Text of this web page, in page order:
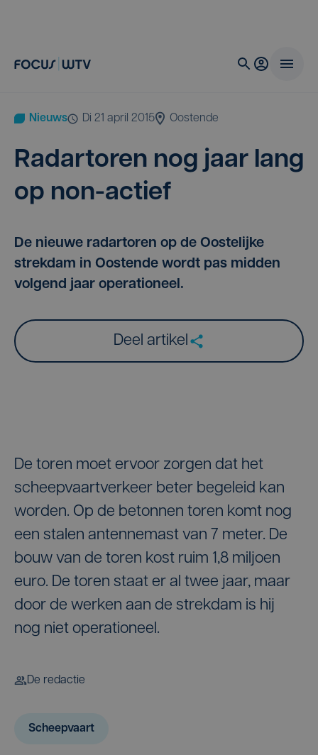
Nieuws di 21 april 2015 Oostende
Radar­to­ren nog jaar lang
op non-actief
De nieuwe radartoren op de Oostelijke
strekdam in Oostende wordt pas midden
volgend jaar operationeel.
Deel artikel
De toren moet ervoor zorgen dat het
scheepvaartverkeer beter begeleid kan
worden. Op de betonnen toren komt nog
een stalen antennemast van 7 meter. De
bouw van de toren kost ruim 1,8 miljoen
euro. De toren staat er al twee jaar, maar
door de werken aan de strekdam is hij
nog niet operationeel.
De redactie
Scheepvaart